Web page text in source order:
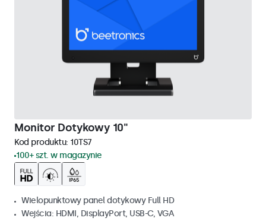
Monitor Dotykowy 10"
Kod produktu: 10TS7
100+ szt. w magazynie
Wielopunktowy panel dotykowy Full HD
Wejścia: HDMI, DisplayPort, USB-C, VGA